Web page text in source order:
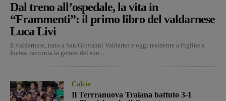
Dal treno all’ospedale, la vita in
“Frammenti”: il primo libro del valdarnese
Luca Livi
Il valdarnese, nato a San Giovanni Valdarno e oggi residente a Figline e
Incisa, racconta la genesi del suo...
Calcio
Il Terrranuova Traiana battuto 3-1